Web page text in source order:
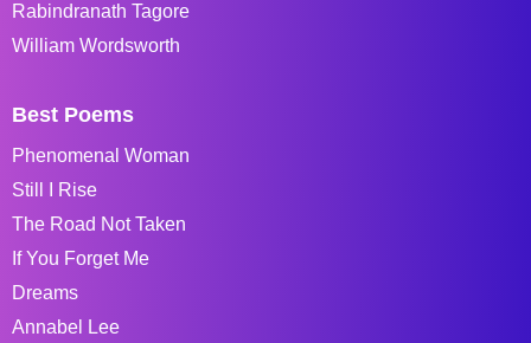
Rabindranath Tagore
William Wordsworth
Best Poems
Phenomenal Woman
Still I Rise
The Road Not Taken
If You Forget Me
Dreams
Annabel Lee